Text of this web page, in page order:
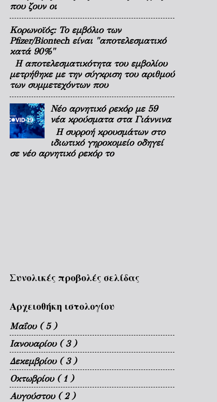
που ζουν οι
Κορωνοϊός: Το εμβόλιο των
Pfizer/Biontech είναι "αποτελεσματικό
κατά 90%"
Η αποτελεσματικότητα του εμβολίου
μετρήθηκε με την σύγκριση του αριθμού
των συμμετεχόντων που
Νέο αρνητικό ρεκόρ με 59
νέα κρούσματα στα Γιάννινα
Η συρροή κρουσμάτων στο
ιδιωτικό γηροκομείο οδηγεί
σε νέο αρνητικό ρεκόρ το
Συνολικές προβολές σελίδας
Αρχειοθήκη ιστολογίου
Μαΐου ( 5 )
Ιανουαρίου ( 3 )
Δεκεμβρίου ( 3 )
Οκτωβρίου ( 1 )
Αυγούστου ( 2 )